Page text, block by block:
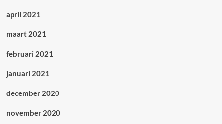
april 2021
maart 2021
februari 2021
januari 2021
december 2020
november 2020